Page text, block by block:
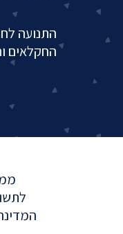
התנועה
החקלאים